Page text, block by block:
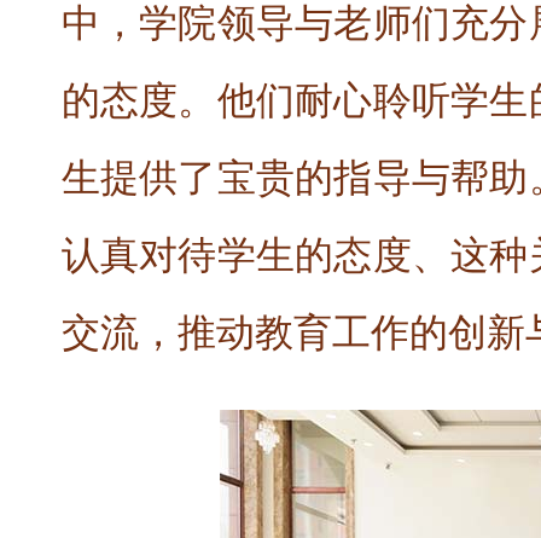
中，学院领导与老师们充
的态度。他们耐心聆听学
生提供了宝贵的指导与帮
认真对待学生的态度、这
交流，推动教育工作的创新